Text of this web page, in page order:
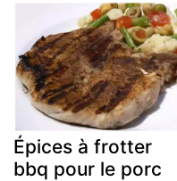
Épices à frotter
bbq pour le porc